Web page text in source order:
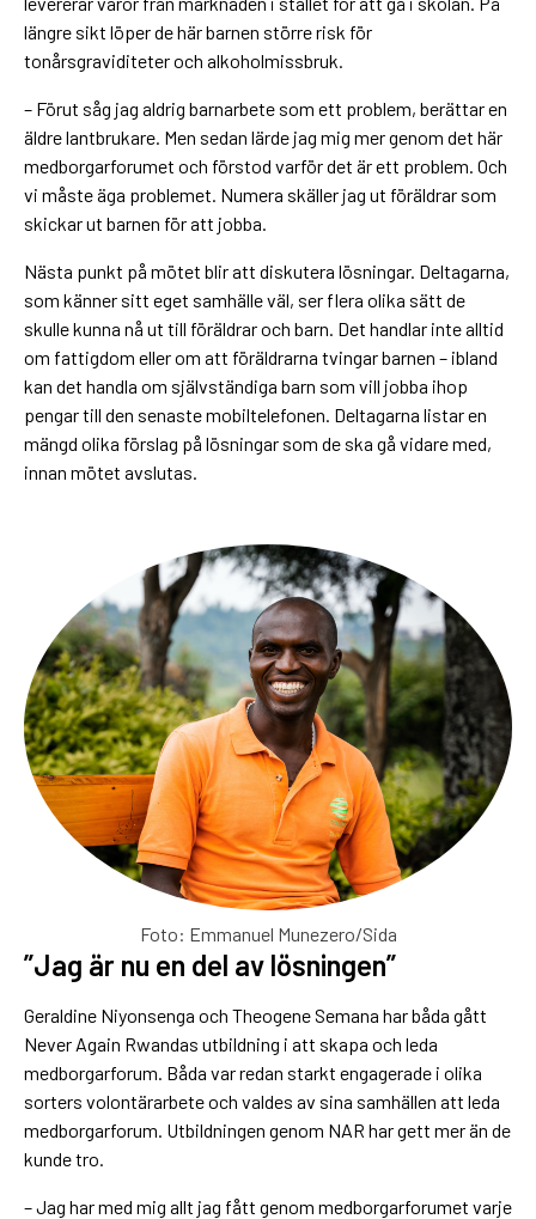
längre sikt löper de här barnen större risk för
tonårsgraviditeter och alkoholmissbruk.
– Förut såg jag aldrig barnarbete som ett problem, berättar en
äldre lantbrukare. Men sedan lärde jag mig mer genom det här
medborgarforumet och förstod varför det är ett problem. Och
vi måste äga problemet. Numera skäller jag ut föräldrar som
skickar ut barnen för att jobba.
Nästa punkt på mötet blir att diskutera lösningar. Deltagarna,
som känner sitt eget samhälle väl, ser flera olika sätt de
skulle kunna nå ut till föräldrar och barn. Det handlar inte alltid
om fattigdom eller om att föräldrarna tvingar barnen – ibland
kan det handla om självständiga barn som vill jobba ihop
pengar till den senaste mobiltelefonen. Deltagarna listar en
mängd olika förslag på lösningar som de ska gå vidare med,
innan mötet avslutas.
Foto: Emmanuel Munezero/Sida
”Jag är nu en del av lösningen”
Geraldine Niyonsenga och Theogene Semana har båda gått
Never Again Rwandas utbildning i att skapa och leda
medborgarforum. Båda var redan starkt engagerade i olika
sorters volontärarbete och valdes av sina samhällen att leda
medborgarforum. Utbildningen genom NAR har gett mer än de
kunde tro.
– Jag har med mig allt jag fått genom medborgarforumet varje